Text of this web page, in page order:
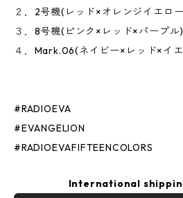
２．2号機(レッド×オレンジイエロ
３．8号機(ピンク×レッド×パープル)
４．Mark.06(ネイビー×レッド×イ
#RADIOEVA
#EVANGELION
#RADIOEVAFIFTEENCOLORS
International